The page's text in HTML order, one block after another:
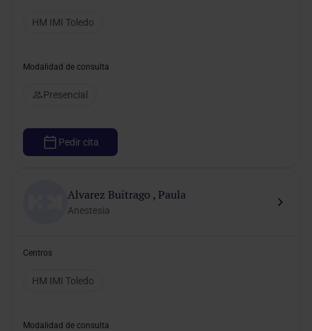
HM IMI Toledo
Modalidad de consulta
Presencial
Pedir cita
Alvarez Buitrago , Paula
Anestesia
Centros
HM IMI Toledo
Modalidad de consulta